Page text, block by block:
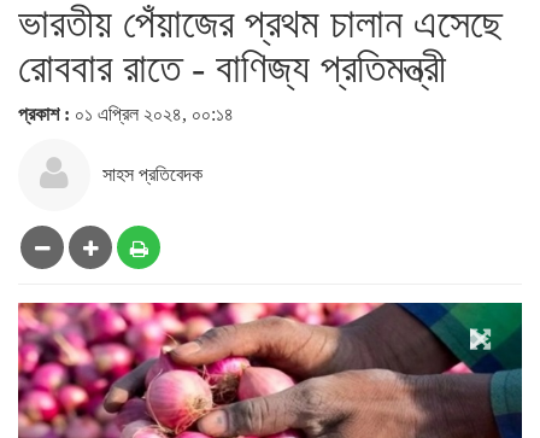
ভারতীয় পেঁয়াজের প্রথম চালান এসেছে
রোববার রাতে - বাণিজ্য প্রতিমন্ত্রী
প্রকাশ : ০১ এপ্রিল ২০২৪, ০০:১৪
সাহস প্রতিবেদক